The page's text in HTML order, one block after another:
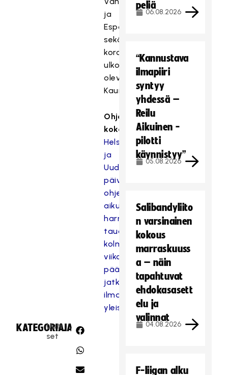
ja
Espoo
sekä
koronakoordinatioryhmän
ulkopuolella
oleva
Kauniainen.
Ohjeistus
kokonaisuudessaan:
Helsingin
ja
Uudenmaan
päivitetty
ohjeistus:
aikuisten
harrastustoiminta
tauolle
kolmeksi
viikoksi,
pääsarjat
jatkuvat
ilman
yleisöä
KATEGORIA:
Uuti
set
JAA:
peliä
06.08.2026
“Kannustava
ilmapiiri
syntyy
yhdessä –
Reilu
Aikuinen -
pilotti
käynnistyy”
05.08.2026
Salibandyliito
n varsinainen
kokous
marraskuuss
a – näin
tapahtuvat
ehdokasasett
elu ja
valinnat
04.08.2026
F-liigan alku